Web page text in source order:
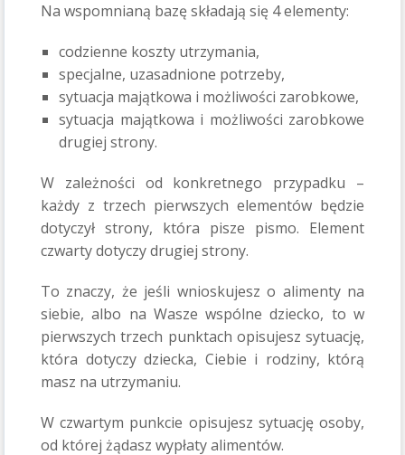
Na wspomnianą bazę składają się 4 elementy:
codzienne koszty utrzymania,
specjalne, uzasadnione potrzeby,
sytuacja majątkowa i możliwości zarobkowe,
sytuacja majątkowa i możliwości zarobkowe
drugiej strony.
W zależności od konkretnego przypadku –
każdy z trzech pierwszych elementów będzie
dotyczył strony, która pisze pismo. Element
czwarty dotyczy drugiej strony.
To znaczy, że jeśli wnioskujesz o alimenty na
siebie, albo na Wasze wspólne dziecko, to w
pierwszych trzech punktach opisujesz sytuację,
która dotyczy dziecka, Ciebie i rodziny, którą
masz na utrzymaniu.
W czwartym punkcie opisujesz sytuację osoby,
od której żądasz wypłaty alimentów.